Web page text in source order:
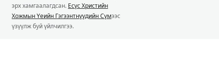
эрх хамгаалагдсан. Есүс Христийн
Хожмын Үеийн Гэгээнтнүүдийн Сүмээс
үзүүлж буй үйлчилгээ.